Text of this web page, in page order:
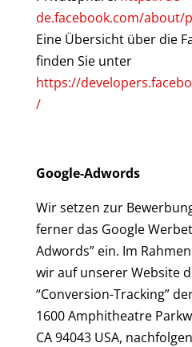
de.facebook.com/about/
Eine Übersicht über die
finden Sie unter
https://
/
Google-Adwords
Wir setzen zur
ferner das Google
Adwords” ein. Im
wir auf unserer Website
“Conversion-Tracking”
1600 Amphitheatre
CA 94043 USA,